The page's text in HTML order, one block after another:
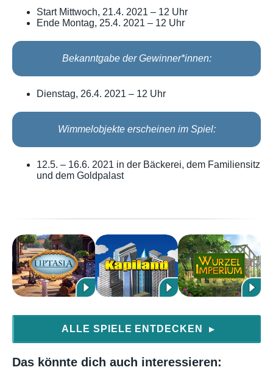
Start Mittwoch, 21.4. 2021 – 12 Uhr
Ende Montag, 25.4. 2021 – 12 Uhr
Bekanntgabe der Gewinner*innen:
Dienstag, 26.4. 2021 – 12 Uhr
Wimmelobjekte erscheinen im Spiel:
12.5. – 16.6. 2021 in der Bäckerei, dem Familiensitz
und dem Goldpalast
ALLE SPIELE ENTDECKEN ▶
Das könnte dich auch interessieren: